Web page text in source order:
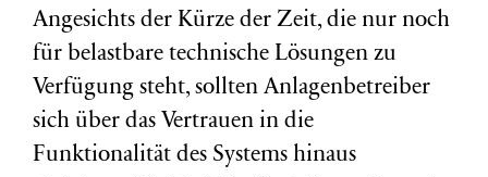
Angesichts der Kürze der Zeit, die nur noch
für belastbare technische Lösungen zu
Verfügung steht, sollten Anlagenbetreiber
sich über das Vertrauen in die
Funktionalität des Systems hinaus